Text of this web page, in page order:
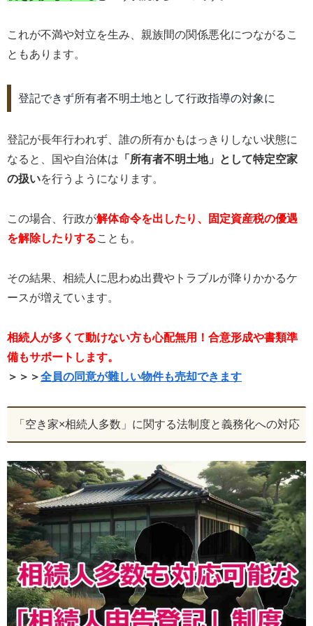
これが不満や対立を生み、親族間の関係悪化につながるこ
ともあります。
登記できず所有者不明土地として行政指導の対象に
登記が長年行われず、誰の所有かもはっきりしない状態に
なると、国や自治体は 「所有者不明土地」として特定空家
の扱いを行うようになります。
この場合、行政が解体命令を出したり、固定資産税の優遇
を解除したりすることも。
その結果、相続人に思わぬ出費やトラブルが降りかかるケ
ースが増えています。
相続人が多くて動けない方も心配無用！ 合意形成や書類準
備もサポートします。
＞＞＞全員の同意が難しい物件も売却できます
「空き家×相続人多数」に関する法制度と義務化への対応